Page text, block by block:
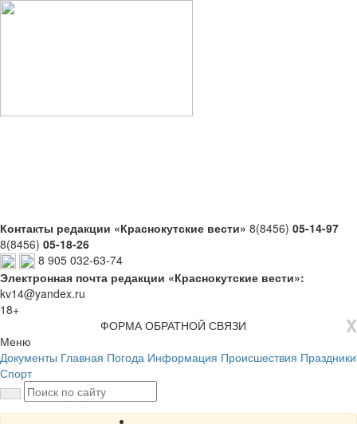
Контакты редакции «Краснокутские вести» 8(8456) 05-14-97
8(8456) 05-18-26
8 905 032-63-74
Электронная почта редакции «Краснокутские вести»:
kv14@yandex.ru
18+
X
ФОРМА ОБРАТНОЙ СВЯЗИ
Меню
Документы Главная Погода Информация Происшествия Праздники
Спорт